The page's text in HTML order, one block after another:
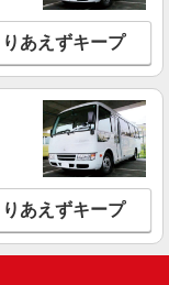
詳しくなれる携帯
円 ＋賞与年2回＋イ
よる ※残業代支給
゜
金10万円支給(規定
・゜+゜
イルショップ
細を見る
りあえずキープ
りあえずキープ